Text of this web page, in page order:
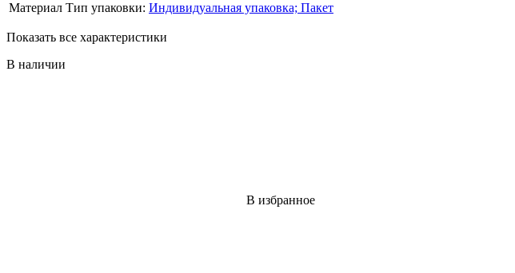
Материал Тип упаковки: Индивидуальная упаковка; Пакет
Показать все характеристики
В наличии
В избранное